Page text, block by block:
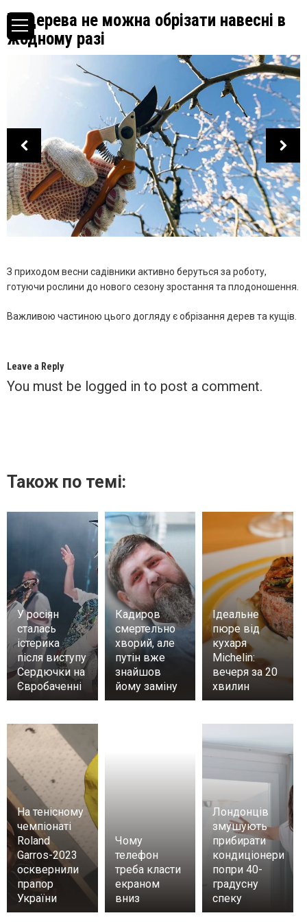
Ці дерева не можна обрізати навесні в
жодному разі
З приходом весни садівники активно беруться за роботу,
готуючи рослини до нового сезону зростання та плодоношення.
Важливою частиною цього догляду є обрізання дерев та кущів.
Leave a Reply
You must be logged in to post a comment.
Також по темі:
У росіян
сталась
істерика
після виступу
Сердючки на
Євробаченні
Кадиров
смертельно
хворий, але
путін вже
знайшов
йому заміну
Ідеальне
пюре від
кухаря
Michelin:
вечеря за 20
хвилин
На тенісному
чемпіонаті
Roland
Garros-2023
осквернили
прапор
України
Чому
телефон
треба класти
екраном
вниз
Лондонців
змушують
прибирати
кондиціонери
попри 40-
градусну
спеку